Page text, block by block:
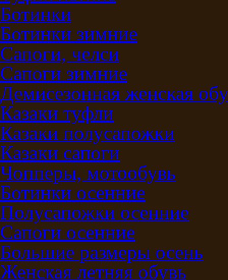
Ботинки
Ботинки зимние
Сапоги, челси
Сапоги зимние
Демисезонная женская
Казаки туфли
Казаки полусапожки
Казаки сапоги
Чопперы, мотообувь
Ботинки осенние
Полусапожки осенние
Сапоги осенние
Большие размеры осень
Женская летняя обувь